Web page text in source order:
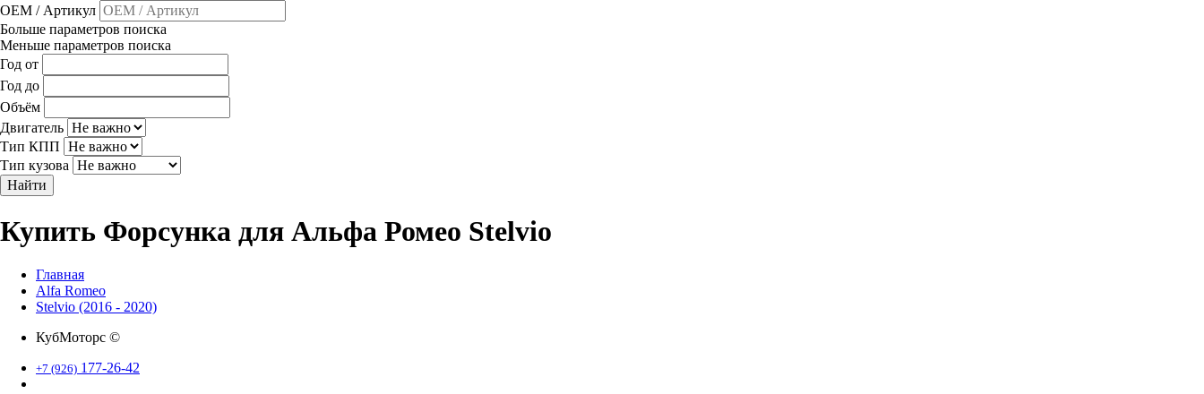
OEM / Артикул
Больше параметров поиска
Меньше параметров поиска
Год от
Год до
Объём
Двигатель
Тип КПП
Тип кузова
Найти
Купить Форсунка для Альфа Ромео Stelvio
Главная
Alfa Romeo
Stelvio (2016 - 2020)
КубМоторс ©
+7 (926) 177-26-42